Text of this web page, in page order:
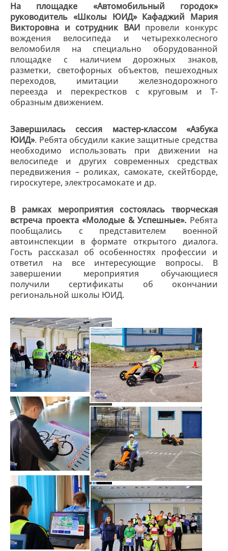
На площадке «Автомобильный городок»
руководитель «Школы ЮИД» Кафаджий Мария
Викторовна и сотрудник ВАИпровели конкурс
вождения велосипеда и четырехколесного
веломобиля на специально оборудованной
площадке с наличием дорожных знаков,
разметки, светофорных объектов, пешеходных
переходов, имитации железнодорожного
переезда и перекрестков с круговым и Т-
образным движением.
Завершилась сессия мастер-классом «Азбука
ЮИД». Ребята обсудили какие защитные средства
необходимо использовать при движении на
велосипеде и других современных средствах
передвижения – роликах, самокате, скейтборде,
гироскутере, электросамокате и др.
В рамках мероприятия состоялась творческая
встреча проекта «Молодые & Успешные». Ребята
пообщались с представителем военной
автоинспекции в формате открытого диалога.
Гость рассказал об особенностях профессии и
ответил на все интересующие вопросы. В
завершении мероприятия обучающиеся
получили сертификаты об окончании
региональной школы ЮИД.